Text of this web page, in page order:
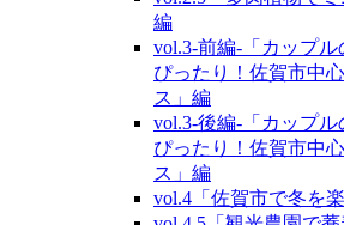
編
vol.3‐前編‐「カップ
ぴったり！佐賀市中
ス」編
vol.3‐後編‐「カップ
ぴったり！佐賀市中
ス」編
vol.4「佐賀市で冬を